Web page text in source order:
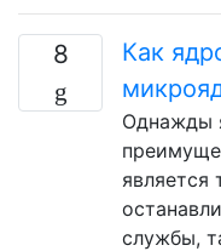
8
Как
Однажды
службы,